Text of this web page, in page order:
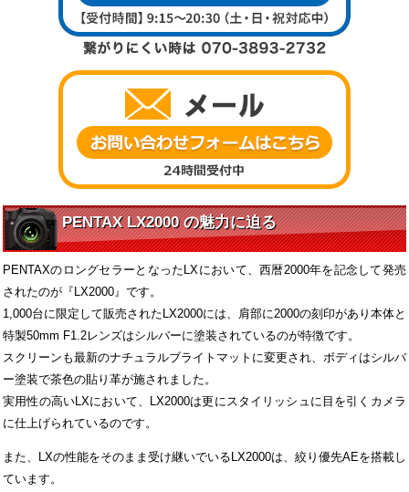
PENTAX LX2000 の魅力に迫る
PENTAXのロングセラーとなったLXにおいて、西暦2000年を記念して発売
されたのが『LX2000』です。
1,000台に限定して販売されたLX2000には、肩部に2000の刻印があり本体と
特製50mm F1.2レンズはシルバーに塗装されているのが特徴です。
スクリーンも最新のナチュラルブライトマットに変更され、ボディはシルバ
ー塗装で茶色の貼り革が施されました。
実用性の高いLXにおいて、LX2000は更にスタイリッシュに目を引くカメラ
に仕上げられているのです。
また、LXの性能をそのまま受け継いでいるLX2000は、絞り優先AEを搭載し
ています。